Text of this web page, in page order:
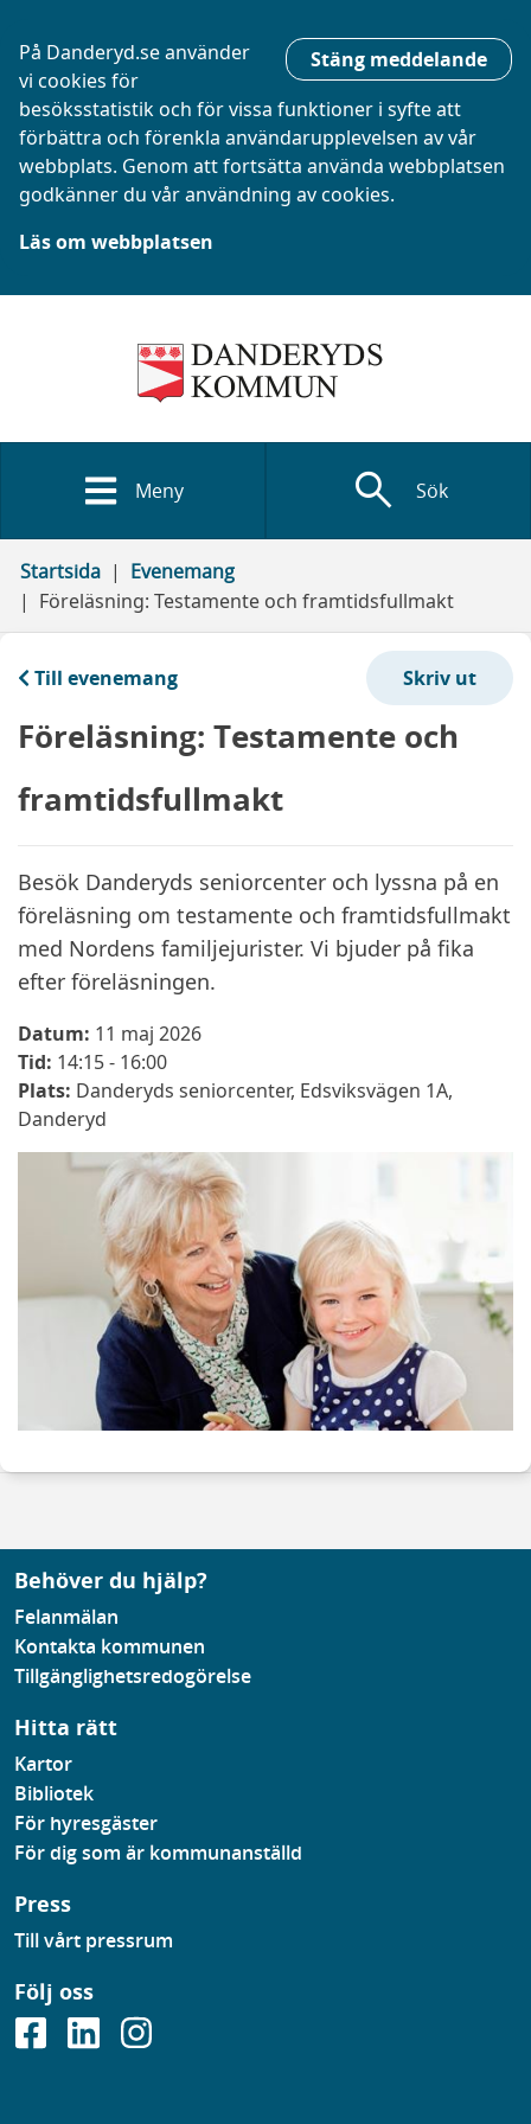
Stäng meddelande
På Danderyd.se använder
vi cookies för
besöksstatistik och för vissa funktioner i syfte att
förbättra och förenkla användarupplevelsen av vår
webbplats. Genom att fortsätta använda webbplatsen
godkänner du vår användning av cookies.
Läs om webbplatsen
Meny search Sök
Startsida
Evenemang
Föreläsning: Testamente och framtidsfullmakt
Till evenemang
Föreläsning: Testamente och
framtidsfullmakt
Besök Danderyds seniorcenter och lyssna på en
föreläsning om testamente och framtidsfullmakt
med Nordens familjejurister. Vi bjuder på fika
efter föreläsningen.
Datum: 11 maj 2026
Tid: 14:15 - 16:00
Plats: Danderyds seniorcenter, Edsviksvägen 1A,
Danderyd
Behöver du hjälp?
Felanmälan
Kontakta kommunen
Tillgänglighetsredogörelse
Hitta rätt
Kartor
Bibliotek
För hyresgäster
För dig som är kommunanställd
Press
Till vårt pressrum
Följ oss